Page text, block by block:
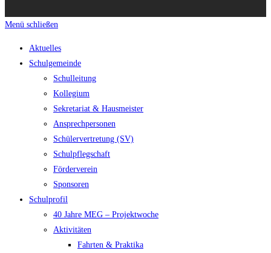
Menü schließen
Aktuelles
Schulgemeinde
Schulleitung
Kollegium
Sekretariat & Hausmeister
Ansprechpersonen
Schülervertretung (SV)
Schulpflegschaft
Förderverein
Sponsoren
Schulprofil
40 Jahre MEG – Projektwoche
Aktivitäten
Fahrten & Praktika